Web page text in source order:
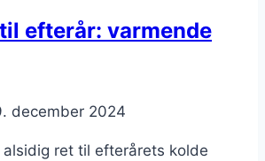
efterår: varmende
december 2024
alsidig ret til efterårets kolde